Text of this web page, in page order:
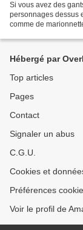
Si vous avez des
personnages dessus
comme de
Hébergé par
Top articles
Pages
Contact
Signaler un abus
C.G.U.
Cookies et
Préférences
Voir le profil de